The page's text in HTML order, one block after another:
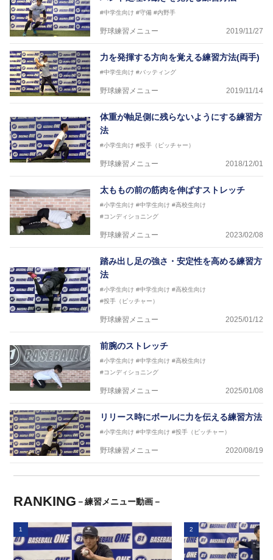
#中学生向け #守備 #内野手
野球練習メニュー 2019/11/27
力を発揮する方向を覚える練習方法(両手)
#中学生向け #バッティング
野球練習メニュー 2019/11/14
体重が軸足側に残らないようにする練習方
法
#小学生向け #投手（ピッチャー）
野球練習メニュー 2018/12/01
太ももの前の筋肉を伸ばすストレッチ
#小学生向け #中学生向け #高校生向け
#コンディショニング
野球練習メニュー 2023/02/08
踏み出し足の強さ・安定性を高める練習方
法
#小学生向け #中学生向け #高校生向け
#投手（ピッチャー）
野球練習メニュー 2025/01/12
前腕のストレッチ
#小学生向け #中学生向け #高校生向け
#コンディショニング
野球練習メニュー 2025/01/08
リリース時にボールに力を伝える練習方法
#小学生向け #中学生向け #投手（ピッチャー）
野球練習メニュー 2020/08/19
RANKING －練習メニュー動画－
1 2